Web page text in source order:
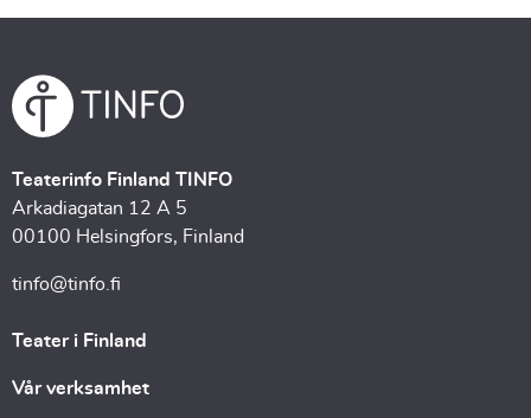
Teaterinfo Finland TINFO
Arkadiagatan 12 A 5
00100 Helsingfors, Finland
tinfo@tinfo.fi
Teater i Finland
Vår verksamhet